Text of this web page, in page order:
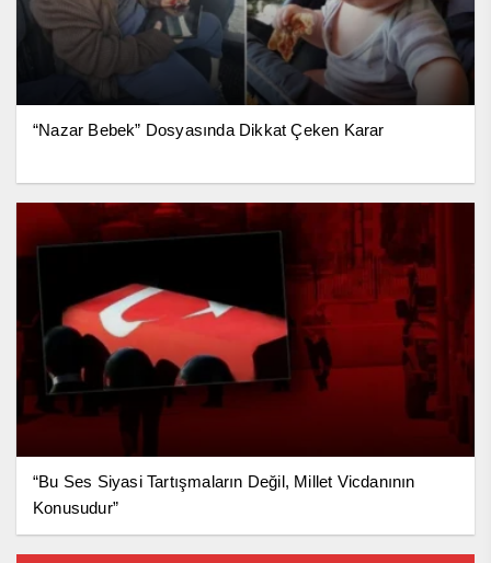
“Nazar Bebek” Dosyasında Dikkat Çeken Karar
“Bu Ses Siyasi Tartışmaların Değil, Millet Vicdanının
Konusudur”